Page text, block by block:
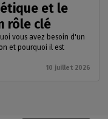
et le
rôle clé
vous avez besoin d'un
et pourquoi il est
10 juillet 2026